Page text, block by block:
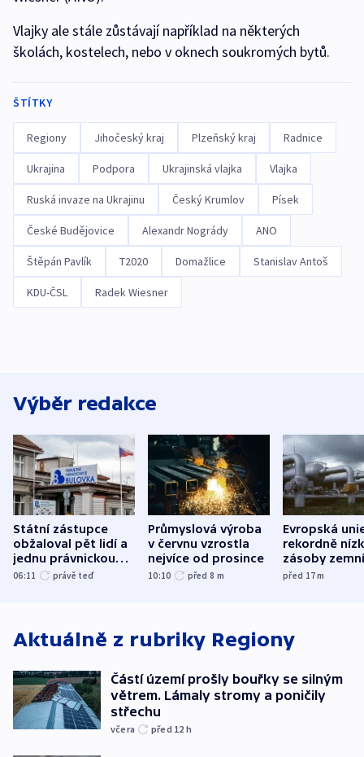
Vlajky ale stále zůstávají například na některých
školách, kostelech, nebo v oknech soukromých bytů.
ŠTÍTKY
Regiony Jihočeský kraj Plzeňský kraj Radnice
Ukrajina Podpora Ukrajinská vlajka Vlajka
Ruská invaze na Ukrajinu Český Krumlov Písek
České Budějovice Alexandr Nogrády ANO
Štěpán Pavlík T2020 Domažlice Stanislav Antoš
KDU-ČSL Radek Wiesner
Výběr redakce
Státní zástupce
obžaloval pět lidí a
jednu právnickou
osobu v kauze
06:11 právě teď
Průmyslová výroba
v červnu vzrostla
nejvíce od prosince
10:10 před 8 m
Evropská
rekordně
zásoby
plynu
před 17m
Aktuálně z rubriky Regiony
Částí území prošly bouřky se silným
větrem. Lámaly stromy a poničily
střechu
včera před 12 h